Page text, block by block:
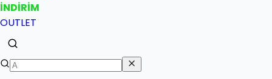
İNDİRİM
OUTLET